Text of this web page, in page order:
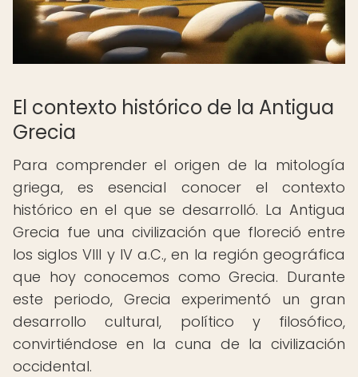
El contexto histórico de la Antigua
Grecia
Para comprender el origen de la mitología
griega, es esencial conocer el contexto
histórico en el que se desarrolló. La Antigua
Grecia fue una civilización que floreció entre
los siglos VIII y IV a.C., en la región geográfica
que hoy conocemos como Grecia. Durante
este periodo, Grecia experimentó un gran
desarrollo cultural, político y filosófico,
convirtiéndose en la cuna de la civilización
occidental.